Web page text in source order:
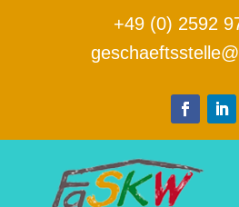
+49 (0) 2592